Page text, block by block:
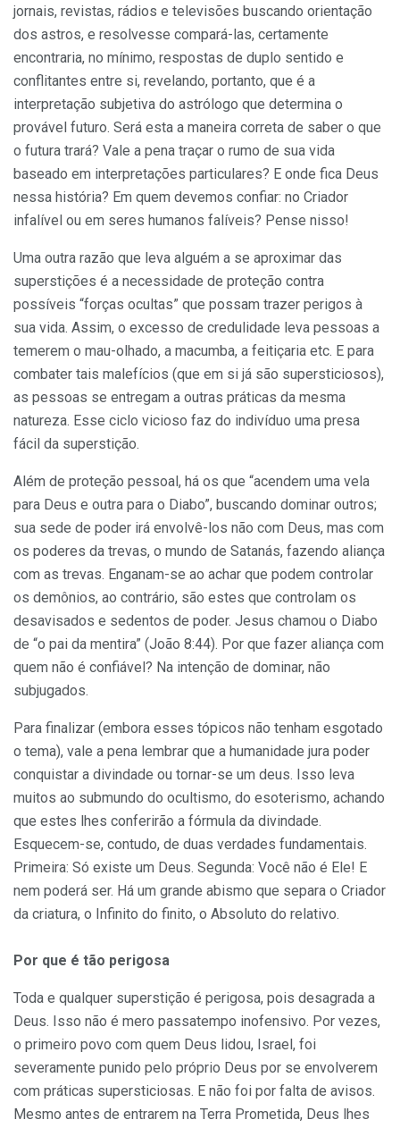
jornais, revistas, rádios e televisões buscando orientação
dos astros, e resolvesse compará-las, certamente
encontraria, no mínimo, respostas de duplo sentido e
conflitantes entre si, revelando, portanto, que é a
interpretação subjetiva do astrólogo que determina o
provável futuro. Será esta a maneira correta de saber o que
o futura trará? Vale a pena traçar o rumo de sua vida
baseado em interpretações particulares? E onde fica Deus
nessa história? Em quem devemos confiar: no Criador
infalível ou em seres humanos falíveis? Pense nisso!
Uma outra razão que leva alguém a se aproximar das
superstições é a necessidade de proteção contra
possíveis “forças ocultas” que possam trazer perigos à
sua vida. Assim, o excesso de credulidade leva pessoas a
temerem o mau-olhado, a macumba, a feitiçaria etc. E para
combater tais malefícios (que em si já são supersticiosos),
as pessoas se entregam a outras práticas da mesma
natureza. Esse ciclo vicioso faz do indivíduo uma presa
fácil da superstição.
Além de proteção pessoal, há os que “acendem uma vela
para Deus e outra para o Diabo”, buscando dominar outros;
sua sede de poder irá envolvê-los não com Deus, mas com
os poderes da trevas, o mundo de Satanás, fazendo aliança
com as trevas. Enganam-se ao achar que podem controlar
os demônios, ao contrário, são estes que controlam os
desavisados e sedentos de poder. Jesus chamou o Diabo
de “o pai da mentira” (João 8:44). Por que fazer aliança com
quem não é confiável? Na intenção de dominar, não
subjugados.
Para finalizar (embora esses tópicos não tenham esgotado
o tema), vale a pena lembrar que a humanidade jura poder
conquistar a divindade ou tornar-se um deus. Isso leva
muitos ao submundo do ocultismo, do esoterismo, achando
que estes lhes conferirão a fórmula da divindade.
Esquecem-se, contudo, de duas verdades fundamentais.
Primeira: Só existe um Deus. Segunda: Você não é Ele! E
nem poderá ser. Há um grande abismo que separa o Criador
da criatura, o Infinito do finito, o Absoluto do relativo.
Por que é tão perigosa
Toda e qualquer superstição é perigosa, pois desagrada a
Deus. Isso não é mero passatempo inofensivo. Por vezes,
o primeiro povo com quem Deus lidou, Israel, foi
severamente punido pelo próprio Deus por se envolverem
com práticas supersticiosas. E não foi por falta de avisos.
Mesmo antes de entrarem na Terra Prometida, Deus lhes